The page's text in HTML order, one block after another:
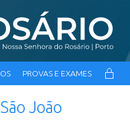
PROVAS E EXAMES
João